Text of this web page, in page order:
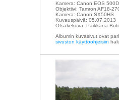
Kamera: Canon EOS 500D
Objektiivi: Tamron AF18-
Kamera: Canon SX50HS
Kuvauspäivä: 05.07.2013
Otsakekuva: Paikkana
Albumin kuvasivut ovat
sivuston käyttöohjeisiin